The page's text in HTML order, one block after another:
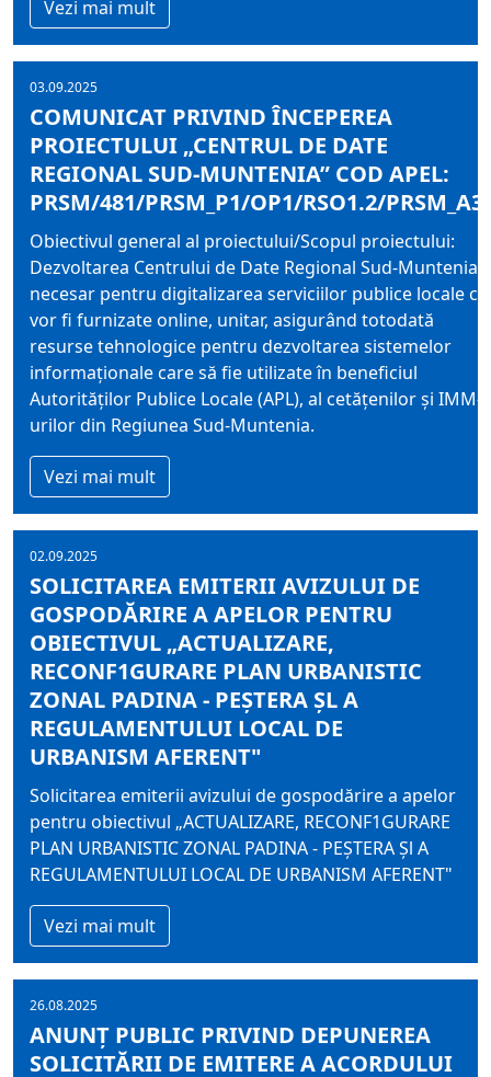
Vezi mai mult
03.09.2025
COMUNICAT PRIVIND ÎNCEPEREA
PROIECTULUI „CENTRUL DE DATE
REGIONAL SUD-MUNTENIA” COD APEL:
PRSM/481/PRSM_P1/OP1/RSO1.2/
Obiectivul general al proiectului/Scopul proiectului:
Dezvoltarea Centrului de Date Regional Sud-Muntenia
necesar pentru digitalizarea serviciilor publice locale ce
vor fi furnizate online, unitar, asigurând totodată
resurse tehnologice pentru dezvoltarea sistemelor
informaționale care să fie utilizate în beneficiul
Autorităților Publice Locale (APL), al cetățenilor și IMM-
urilor din Regiunea Sud-Muntenia.
Vezi mai mult
02.09.2025
SOLICITAREA EMITERII AVIZULUI DE
GOSPODĂRIRE A APELOR PENTRU
OBIECTIVUL „ACTUALIZARE,
RECONF1GURARE PLAN URBANISTIC
ZONAL PADINA - PEȘTERA ȘL A
REGULAMENTULUI LOCAL DE
URBANISM AFERENT"
Solicitarea emiterii avizului de gospodărire a apelor
pentru obiectivul „ACTUALIZARE, RECONF1GURARE
PLAN URBANISTIC ZONAL PADINA - PEȘTERA Șl A
REGULAMENTULUI LOCAL DE URBANISM AFERENT"
Vezi mai mult
26.08.2025
ANUNŢ PUBLIC PRIVIND DEPUNEREA
SOLICITĂRII DE EMITERE A ACORDULUI